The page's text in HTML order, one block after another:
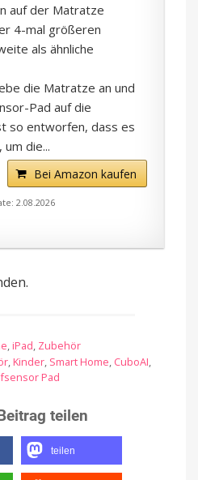
auf der Matratze
4-mal größeren
als ähnliche
die Matratze an und
Pad auf die
so entworfen, dass es
die...
Bei Amazon kaufen
2.08.2026
, iPad, Zubehör
, Kinder, Smart Home, CuboAI,
Pad
teilen
teilen